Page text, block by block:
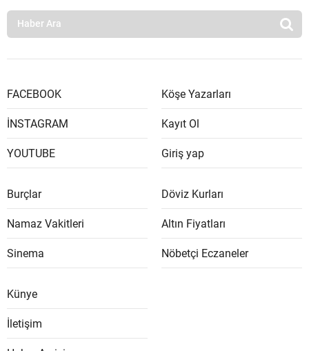
FACEBOOK
İNSTAGRAM
YOUTUBE
Köşe Yazarları
Kayıt Ol
Giriş yap
Burçlar
Namaz Vakitleri
Sinema
Döviz Kurları
Altın Fiyatları
Nöbetçi Eczaneler
Künye
İletişim